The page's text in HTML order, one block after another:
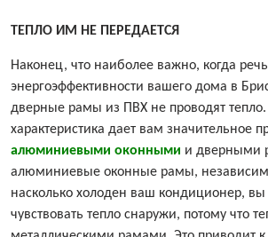
ТЕПЛО ИМ НЕ ПЕРЕДАЕТСЯ
Наконец, что наиболее важно, когда
энергоэффективности вашего дома в
дверные рамы из ПВХ не проводят тепло.
характеристика дает вам значительное
алюминиевыми оконными и дверными
алюминиевые оконные рамы,
насколько холоден ваш кондиционер, вы
чувствовать тепло снаружи, потому что